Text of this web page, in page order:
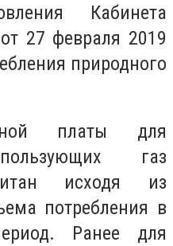
Кабинета
27 февраля 2019
природного
платы для
газ
исходя из
потребления в
Ранее для